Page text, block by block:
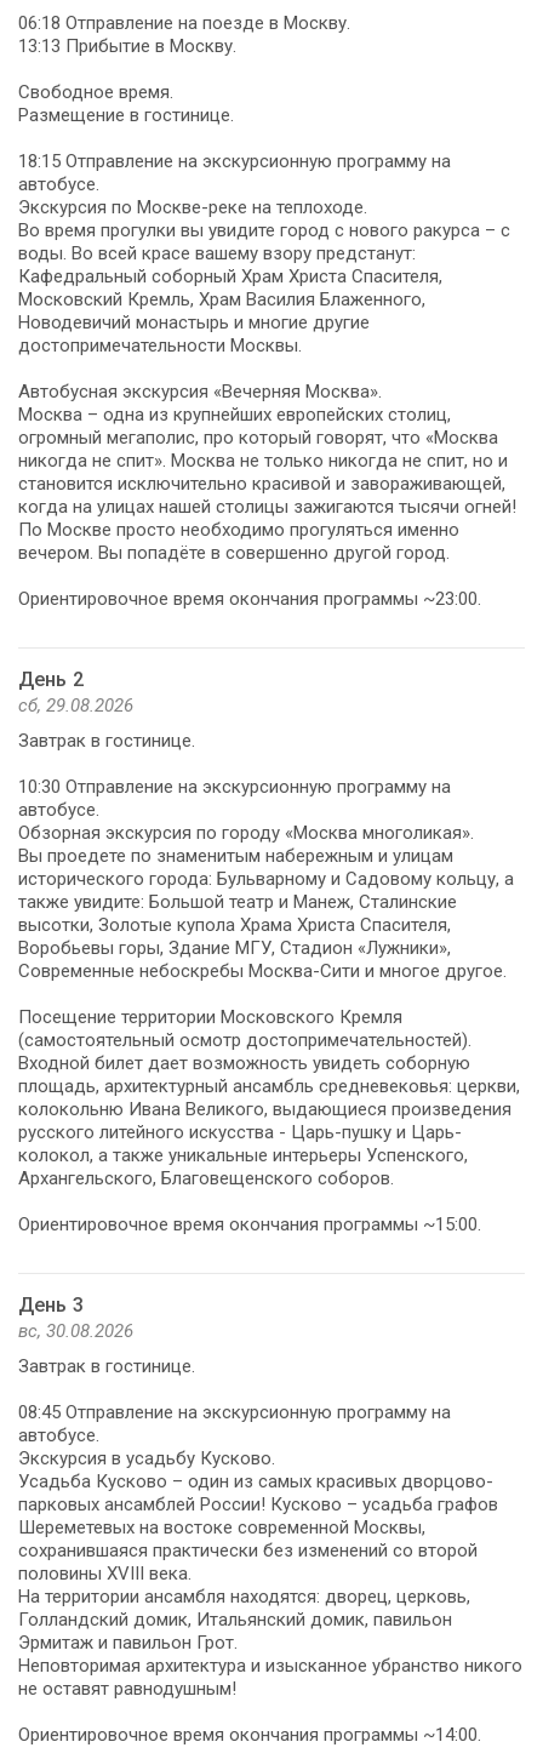
06:18 Отправление на поезде в Москву.
13:13 Прибытие в Москву.
Свободное время.
Размещение в гостинице.
18:15 Отправление на экскурсионную программу на
автобусе.
Экскурсия по Москве-реке на теплоходе.
Во время прогулки вы увидите город с нового ракурса – с
воды. Во всей красе вашему взору предстанут:
Кафедральный соборный Храм Христа Спасителя,
Московский Кремль, Храм Василия Блаженного,
Новодевичий монастырь и многие другие
достопримечательности Москвы.
Автобусная экскурсия «Вечерняя Москва».
Москва – одна из крупнейших европейских столиц,
огромный мегаполис, про который говорят, что «Москва
никогда не спит». Москва не только никогда не спит, но и
становится исключительно красивой и завораживающей,
когда на улицах нашей столицы зажигаются тысячи огней!
По Москве просто необходимо прогуляться именно
вечером. Вы попадёте в совершенно другой город.
Ориентировочное время окончания программы ~23:00.
День 2
сб, 29.08.2026
Завтрак в гостинице.
10:30 Отправление на экскурсионную программу на
автобусе.
Обзорная экскурсия по городу «Москва многоликая».
Вы проедете по знаменитым набережным и улицам
исторического города: Бульварному и Садовому кольцу, а
также увидите: Большой театр и Манеж, Сталинские
высотки, Золотые купола Храма Христа Спасителя,
Воробьевы горы, Здание МГУ, Стадион «Лужники»,
Современные небоскребы Москва-Сити и многое другое.
Посещение территории Московского Кремля
(самостоятельный осмотр достопримечательностей).
Входной билет дает возможность увидеть соборную
площадь, архитектурный ансамбль средневековья: церкви,
колокольню Ивана Великого, выдающиеся произведения
русского литейного искусства - Царь-пушку и Царь-
колокол, а также уникальные интерьеры Успенского,
Архангельского, Благовещенского соборов.
Ориентировочное время окончания программы ~15:00.
День 3
вс, 30.08.2026
Завтрак в гостинице.
08:45 Отправление на экскурсионную программу на
автобусе.
Экскурсия в усадьбу Кусково.
Усадьба Кусково – один из самых красивых дворцово-
парковых ансамблей России! Кусково – усадьба графов
Шереметевых на востоке современной Москвы,
сохранившаяся практически без изменений со второй
половины XVIII века.
На территории ансамбля находятся: дворец, церковь,
Голландский домик, Итальянский домик, павильон
Эрмитаж и павильон Грот.
Неповторимая архитектура и изысканное убранство никого
не оставят равнодушным!
Ориентировочное время окончания программы ~14:00.